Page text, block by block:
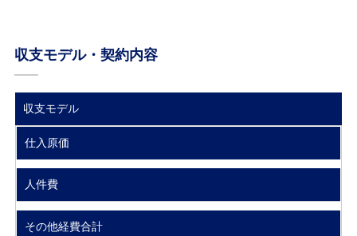
収支モデル・契約内容
収支モデル
仕入原価
人件費
その他経費合計